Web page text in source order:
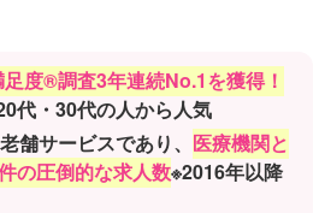
度®調査3年連続No.1を獲得！
代・30代の人から人気
舗サービスであり、 医療機関と
の圧倒的な求人数※2016年以降